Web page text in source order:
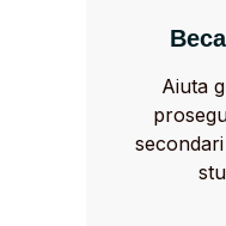
Aiuta